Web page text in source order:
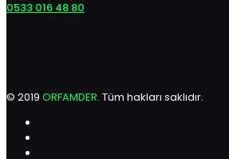
0533 016 48 80
© 2019 ORFAMDER. Tüm hakları saklıdır.